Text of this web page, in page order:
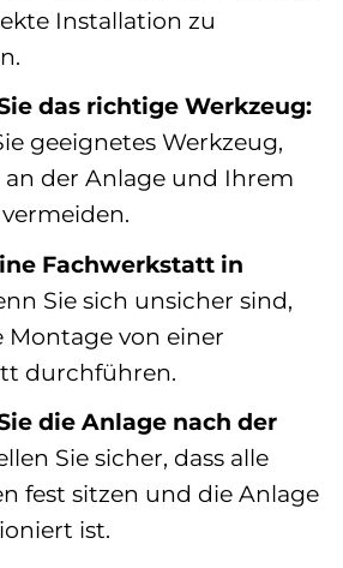
Installation zu
das richtige Werkzeug:
geeignetes Werkzeug,
der Anlage und Ihrem
Fachwerkstatt in
Sie sich unsicher sind,
Montage von einer
durchführen.
die Anlage nach der
Sie sicher, dass alle
fest sitzen und die Anlage
ist.